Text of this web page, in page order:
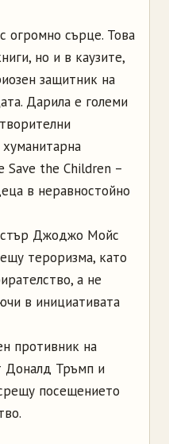
сърце. Това
но и в каузите,
защитник на
Дарила е големи
Save the Children –
в неравностойно
Джоджо Мойс
тероризма, като
а не
в инициативата
противник на
Доналд Тръмп и
посещението